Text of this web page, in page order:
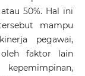
50%. Hal ini
mampu
pegawai,
oleh faktor lain